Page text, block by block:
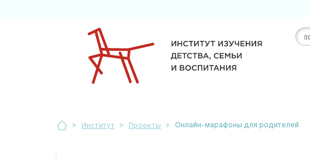
> Институт > Проекты > Онлайн-марафоны для родителей